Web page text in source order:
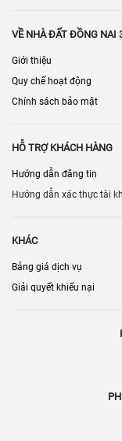
VỀ NHÀ ĐẤT ĐỒNG NAI
Giới thiệu
Quy chế hoạt động
Chính sách bảo mật
HỖ TRỢ KHÁCH HÀNG
Hướng dẫn đăng tin
Hướng dẫn xác thực tài
KHÁC
Bảng giá dịch vụ
Giải quyết khiếu nại